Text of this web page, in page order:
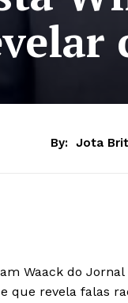
By: Jota
Waack do
revela falas